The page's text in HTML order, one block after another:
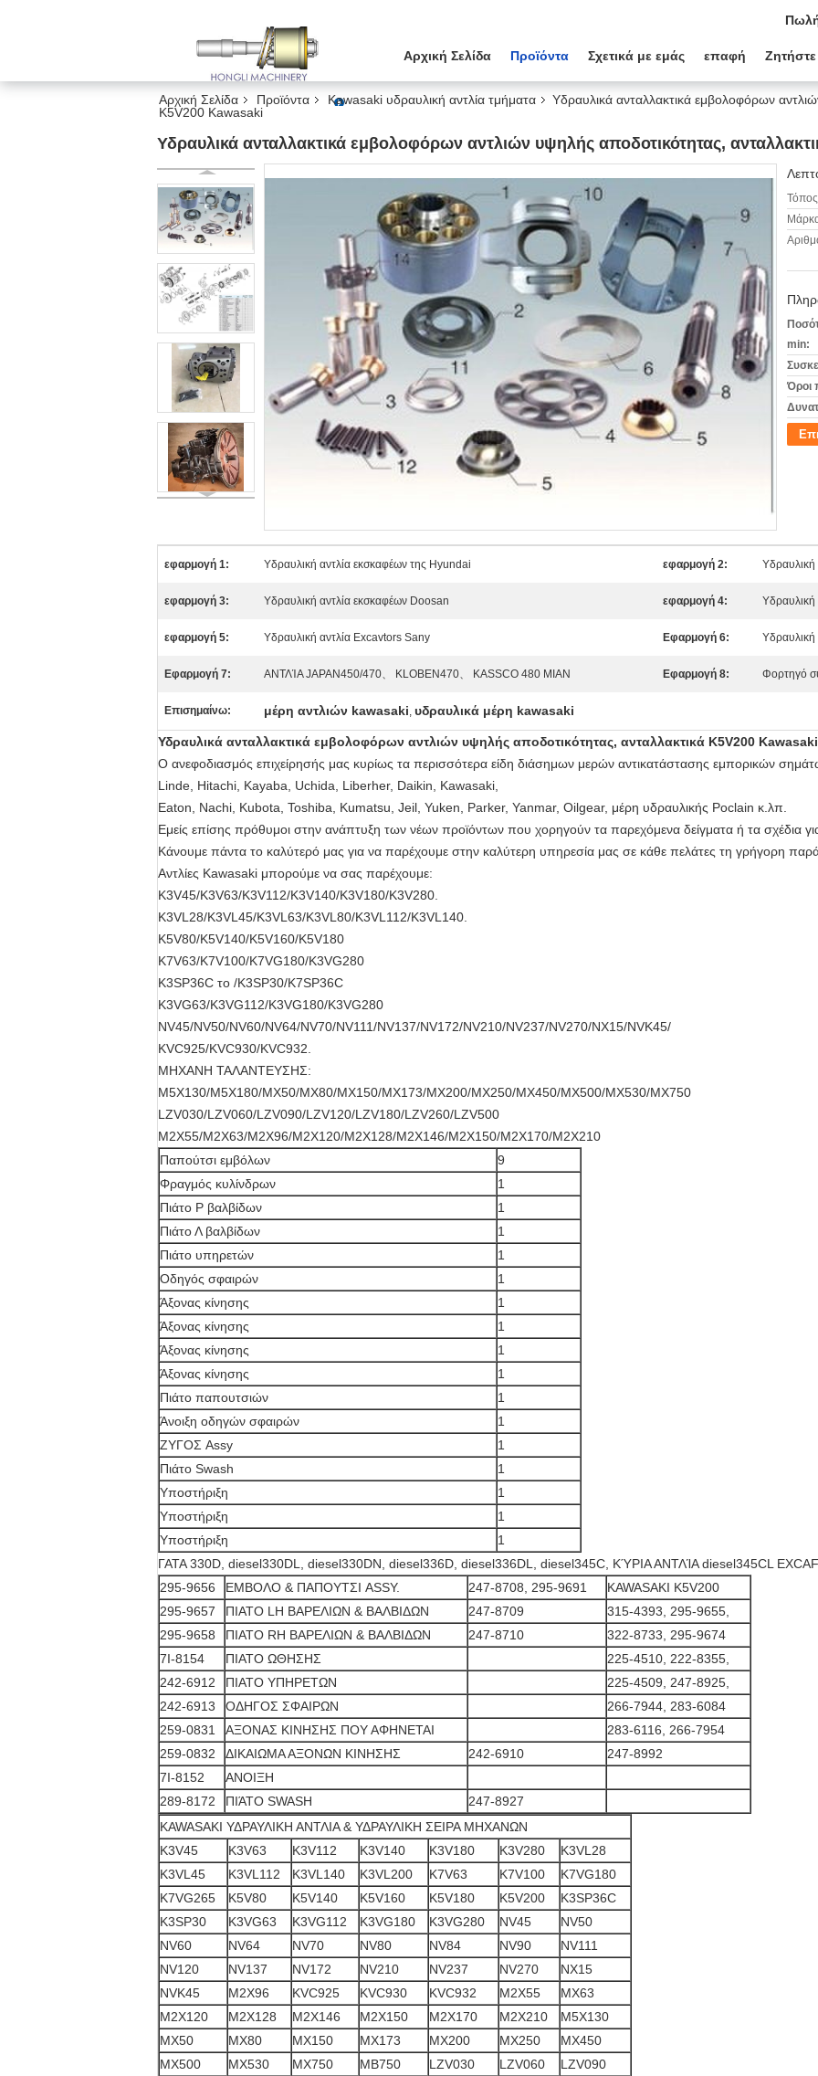
Αρχική Σελίδα Προϊόντα Σχετικά με εμάς επαφή
Αρχική Σελίδα Προϊόντα Kawasaki υδραυλική αντλία τμήματα
Υδραυλικά ανταλλακτικά εμβολοφόρων
K5V200 Kawasaki
Υδραυλικά ανταλλακτικά εμβολοφόρων αντλιών υψηλής αποδοτικότητας,
min:
Όροι
εφαρμογή 1: Υδραυλική αντλία εκσκαφέων της Hyundai εφαρμογή 2:
εφαρμογή 3: Υδραυλική αντλία εκσκαφέων Doosan εφαρμογή 4: Υδραυλική
εφαρμογή 5: Υδραυλική αντλία Excavtors Sany Εφαρμογή 6: Υδραυλική
Εφαρμογή 7: ΑΝΤΛΊΑ JAPAN450/470、 KLOBEN470、 KASSCO 480 MIAN Εφαρμογή 8: Φορτηγό
Επισημαίνω: μέρη αντλιών kawasaki, υδραυλικά μέρη kawasaki
Υδραυλικά ανταλλακτικά εμβολοφόρων αντλιών υψηλής αποδοτικότητας, ανταλλακτικά K5V200 Kawasaki
Ο ανεφοδιασμός επιχείρησής μας κυρίως τα περισσότερα είδη διάσημων μερών αντικατάστασης εμπορικών
Linde, Hitachi, Kayaba, Uchida, Liberher, Daikin, Kawasaki,
Eaton, Nachi, Kubota, Toshiba, Kumatsu, Jeil, Yuken, Parker, Yanmar, Oilgear, μέρη υδραυλικής Poclain κ.λπ.
Εμείς επίσης πρόθυμοι στην ανάπτυξη των νέων προϊόντων που χορηγούν τα παρεχόμενα δείγματα ή τα σχέδια
Κάνουμε πάντα το καλύτερό μας για να παρέχουμε στην καλύτερη υπηρεσία μας σε κάθε πελάτες τη γρήγορη
Αντλίες Kawasaki μπορούμε να σας παρέχουμε:
K3V45/K3V63/K3V112/K3V140/K3V180/K3V280.
K3VL28/K3VL45/K3VL63/K3VL80/K3VL112/K3VL140.
K5V80/K5V140/K5V160/K5V180
K7V63/K7V100/K7VG180/K3VG280
K3SP36C το /K3SP30/K7SP36C
K3VG63/K3VG112/K3VG180/K3VG280
NV45/NV50/NV60/NV64/NV70/NV111/NV137/NV172/NV210/NV237/NV270/NX15/NVK45/
KVC925/KVC930/KVC932.
ΜΗΧΑΝΗ ΤΑΛΑΝΤΕΥΣΗΣ:
M5X130/M5X180/MX50/MX80/MX150/MX173/MX200/MX250/MX450/MX500/MX530/MX750
LZV030/LZV060/LZV090/LZV120/LZV180/LZV260/LZV500
M2X55/M2X63/M2X96/M2X120/M2X128/M2X146/M2X150/M2X170/M2X210
Παπούτσι εμβόλων
9
Φραγμός κυλίνδρων
1
Πιάτο Ρ βαλβίδων
1
Πιάτο Λ βαλβίδων
1
Πιάτο υπηρετών
1
Οδηγός σφαιρών
1
Άξονας κίνησης
1
Άξονας κίνησης
1
Άξονας κίνησης
1
Άξονας κίνησης
1
Πιάτο παπουτσιών
1
Άνοιξη οδηγών σφαιρών
1
ΖΥΓΟΣ Assy
1
Πιάτο Swash
1
Υποστήριξη
1
Υποστήριξη
1
Υποστήριξη
1
ΓΑΤΑ 330D, diesel330DL, diesel330DN, diesel336D, diesel336DL, diesel345C, ΚΎΡΙΑ ΑΝΤΛΊΑ diesel345CL
295-9656
ΕΜΒΟΛΟ & ΠΑΠΟΥΤΣΙ ASSY. 247-8708, 295-9691
KAWASAKI K5V200
295-9657
ΠΙΑΤΟ LH ΒΑΡΕΛΙΩΝ & ΒΑΛΒΙΔΩΝ 247-8709
315-4393, 295-9655,
295-9658
ΠΙΑΤΟ RH ΒΑΡΕΛΙΩΝ & ΒΑΛΒΙΔΩΝ 247-8710
322-8733, 295-9674
7I-8154
ΠΙΑΤΟ ΩΘΗΣΗΣ
225-4510, 222-8355,
242-6912
ΠΙΑΤΟ ΥΠΗΡΕΤΩΝ
225-4509, 247-8925,
242-6913
ΟΔΗΓΟΣ ΣΦΑΙΡΩΝ
266-7944, 283-6084
259-0831
ΑΞΟΝΑΣ ΚΙΝΗΣΗΣ ΠΟΥ ΑΦΗΝΕΤΑΙ
283-6116, 266-7954
259-0832
ΔΙΚΑΙΩΜΑ ΑΞΟΝΩΝ ΚΙΝΗΣΗΣ 242-6910
247-8992
7I-8152
ΑΝΟΙΞΗ
289-8172
ΠΙΆΤΟ SWASH
247-8927
KAWASAKI ΥΔΡΑΥΛΙΚΗ ΑΝΤΛΙΑ & ΥΔΡΑΥΛΙΚΗ ΣΕΙΡΑ ΜΗΧΑΝΩΝ
K3V45
K3V63 K3V112 K3V140 K3V180 K3V280
K3VL28
K3VL45
K3VL112 K3VL140 K3VL200 K7V63 K7V100
K7VG180
K7VG265
K5V80 K5V140 K5V160 K5V180 K5V200
K3SP36C
K3SP30
K3VG63 K3VG112 K3VG180 K3VG280 NV45
NV50
NV60
NV64 NV70 NV80 NV84 NV90
NV111
NV120
NV137 NV172 NV210 NV237 NV270
NX15
NVK45
M2X96 KVC925 KVC930 KVC932 M2X55
MX63
M2X120
M2X128 M2X146 M2X150 M2X170 M2X210
M5X130
MX50
MX80 MX150 MX173 MX200 MX250
MX450
MX500
MX530 MX750 MB750 LZV030 LZV060
LZV090